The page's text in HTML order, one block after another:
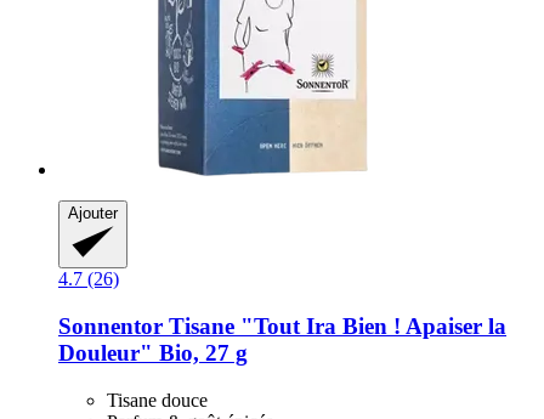
Ajouter
4.7 (26)
Sonnentor Tisane "Tout Ira Bien ! Apaiser la
Douleur" Bio, 27 g
Tisane douce